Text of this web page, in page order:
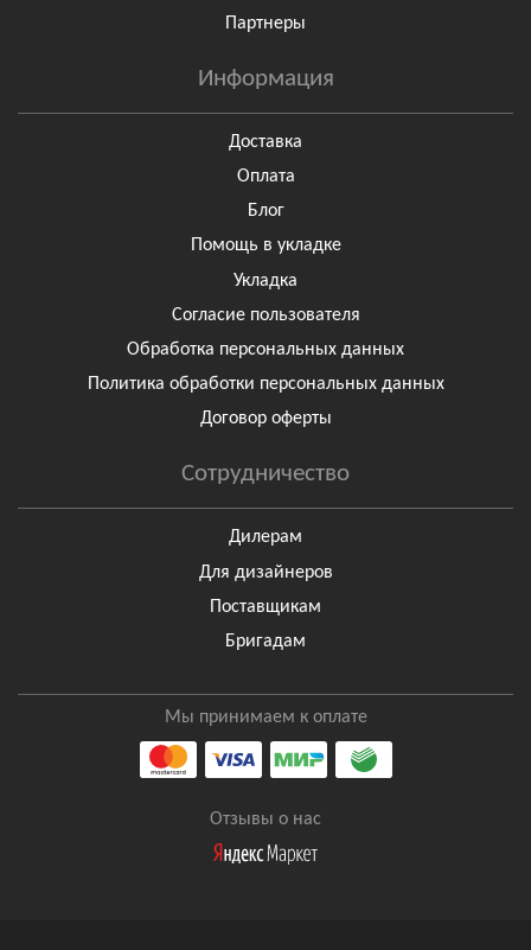
Партнеры
Информация
Доставка
Оплата
Блог
Помощь в укладке
Укладка
Согласие пользователя
Обработка персональных данных
Политика обработки персональных данных
Договор оферты
Сотрудничество
Дилерам
Для дизайнеров
Поставщикам
Бригадам
Мы принимаем к оплате
Отзывы о нас